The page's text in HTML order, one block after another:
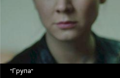
"Група"